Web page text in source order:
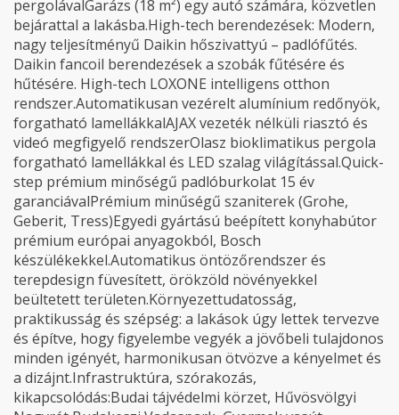
pergolávalGarázs (18 m²) egy autó számára, közvetlen
bejárattal a lakásba.High-tech berendezések: Modern,
nagy teljesítményű Daikin hőszivattyú – padlófűtés.
Daikin fancoil berendezések a szobák fűtésére és
hűtésére. High-tech LOXONE intelligens otthon
rendszer.Automatikusan vezérelt alumínium redőnyök,
forgatható lamellákkalAJAX vezeték nélküli riasztó és
videó megfigyelő rendszerOlasz bioklimatikus pergola
forgatható lamellákkal és LED szalag világítással.Quick-
step prémium minőségű padlóburkolat 15 év
garanciávalPrémium minűségű szaniterek (Grohe,
Geberit, Tress)Egyedi gyártású beépített konyhabútor
prémium európai anyagokból, Bosch
készülékekkel.Automatikus öntözőrendszer és
terepdesign füvesített, örökzöld növényekkel
beültetett területen.Környezettudatosság,
praktikusság és szépség: a lakások úgy lettek tervezve
és építve, hogy figyelembe vegyék a jövőbeli tulajdonos
minden igényét, harmonikusan ötvözve a kényelmet és
a dizájnt.Infrastruktúra, szórakozás,
kikapcsolódás:Budai tájvédelmi körzet, Hűvösvölgyi